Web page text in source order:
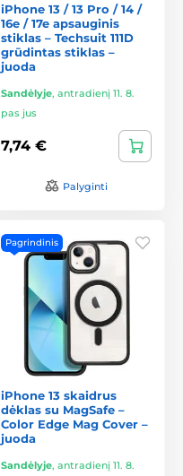
iPhone 13 / 13 Pro / 14 /
16e / 17e apsauginis
stiklas – Techsuit 111D
grūdintas stiklas –
juoda
Sandėlyje, antradienį 11. 8.
pas jus
7,74 €
Palyginti
Pagrindinis
iPhone 13 skaidrus
dėklas su MagSafe –
Color Edge Mag Cover –
juoda
Sandėlyje, antradienį 11. 8.